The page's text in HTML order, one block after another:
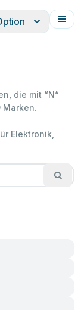
die mit “N“
Marken.
Elektronik,